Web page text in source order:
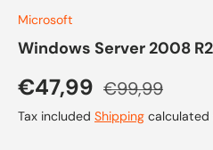
Microsoft
Windows Server 2008
Sale price
€47,99 Regular price
€99,99
Tax included Shipping calculated